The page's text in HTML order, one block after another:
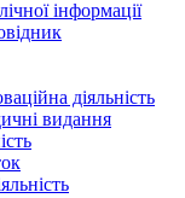
інформації
діяльність
видання